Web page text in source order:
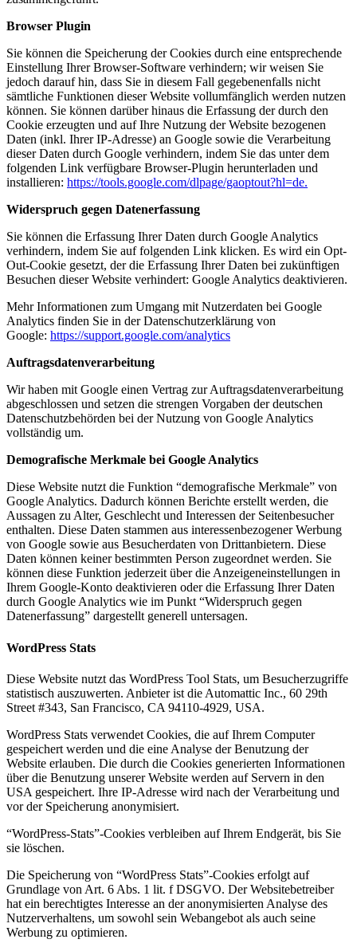
Browser Plugin
Sie können die Speicherung der Cookies durch eine entsprechende
Einstellung Ihrer Browser-Software verhindern; wir weisen Sie
jedoch darauf hin, dass Sie in diesem Fall gegebenenfalls nicht
sämtliche Funktionen dieser Website vollumfänglich werden nutzen
können. Sie können darüber hinaus die Erfassung der durch den
Cookie erzeugten und auf Ihre Nutzung der Website bezogenen
Daten (inkl. Ihrer IP-Adresse) an Google sowie die Verarbeitung
dieser Daten durch Google verhindern, indem Sie das unter dem
folgenden Link verfügbare Browser-Plugin herunterladen und
installieren: https://tools.google.com/dlpage/gaoptout?hl=de.
Widerspruch gegen Datenerfassung
Sie können die Erfassung Ihrer Daten durch Google Analytics
verhindern, indem Sie auf folgenden Link klicken. Es wird ein Opt-
Out-Cookie gesetzt, der die Erfassung Ihrer Daten bei zukünftigen
Besuchen dieser Website verhindert: Google Analytics deaktivieren.
Mehr Informationen zum Umgang mit Nutzerdaten bei Google
Analytics finden Sie in der Datenschutzerklärung von
Google: https://support.google.com/analytics
Auftragsdatenverarbeitung
Wir haben mit Google einen Vertrag zur Auftragsdatenverarbeitung
abgeschlossen und setzen die strengen Vorgaben der deutschen
Datenschutzbehörden bei der Nutzung von Google Analytics
vollständig um.
Demografische Merkmale bei Google Analytics
Diese Website nutzt die Funktion “demografische Merkmale” von
Google Analytics. Dadurch können Berichte erstellt werden, die
Aussagen zu Alter, Geschlecht und Interessen der Seitenbesucher
enthalten. Diese Daten stammen aus interessenbezogener Werbung
von Google sowie aus Besucherdaten von Drittanbietern. Diese
Daten können keiner bestimmten Person zugeordnet werden. Sie
können diese Funktion jederzeit über die Anzeigeneinstellungen in
Ihrem Google-Konto deaktivieren oder die Erfassung Ihrer Daten
durch Google Analytics wie im Punkt “Widerspruch gegen
Datenerfassung” dargestellt generell untersagen.
WordPress Stats
Diese Website nutzt das WordPress Tool Stats, um Besucherzugriffe
statistisch auszuwerten. Anbieter ist die Automattic Inc., 60 29th
Street #343, San Francisco, CA 94110-4929, USA.
WordPress Stats verwendet Cookies, die auf Ihrem Computer
gespeichert werden und die eine Analyse der Benutzung der
Website erlauben. Die durch die Cookies generierten Informationen
über die Benutzung unserer Website werden auf Servern in den
USA gespeichert. Ihre IP-Adresse wird nach der Verarbeitung und
vor der Speicherung anonymisiert.
“WordPress-Stats”-Cookies verbleiben auf Ihrem Endgerät, bis Sie
sie löschen.
Die Speicherung von “WordPress Stats”-Cookies erfolgt auf
Grundlage von Art. 6 Abs. 1 lit. f DSGVO. Der Websitebetreiber
hat ein berechtigtes Interesse an der anonymisierten Analyse des
Nutzerverhaltens, um sowohl sein Webangebot als auch seine
Werbung zu optimieren.